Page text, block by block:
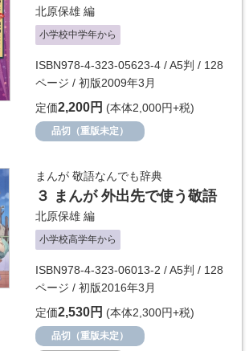
北原保雄 編
小学校中学年から
ISBN978-4-323-05623-4 / A5判 / 128
ページ / 初版2009年3月
定価2,200円 (本体2,000円+税)
品切（重版未定）
まんが 敬語なんでも辞典
３ まんが 外出先で使う敬語
北原保雄 編
小学校高学年から
ISBN978-4-323-06013-2 / A5判 / 128
ページ / 初版2016年3月
定価2,530円 (本体2,300円+税)
品切（重版未定）